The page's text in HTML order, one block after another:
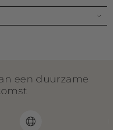
een duurzame